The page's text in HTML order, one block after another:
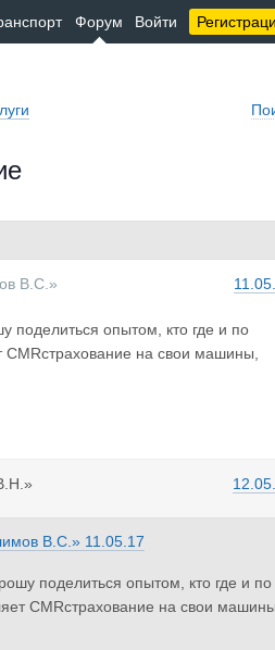
Форум Войти
В.С.»
поделиться опытом, кто где и по
на свои машины,
В.С.» 11.05.17
поделиться опытом, кто где и по
CMRстрахование на свои